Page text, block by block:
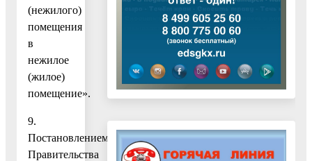
(нежилого)
помещения
в
нежилое
(жилое)
помещение».
9.
Постановлением
Правительства